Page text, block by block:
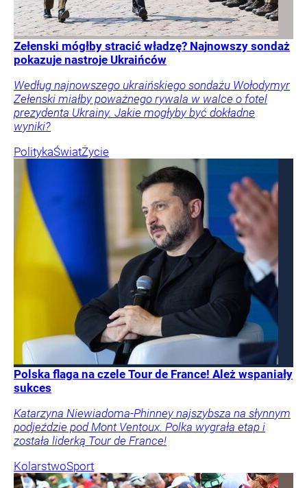
Zełenski mógłby stracić władzę? Najnowszy sondaż
pokazuje nastroje Ukraińców
Według najnowszego ukraińskiego sondażu Wołodymyr
Zełenski miałby poważnego rywala w walce o fotel
prezydenta Ukrainy. Jakie mogłyby być dokładne
wyniki?
PolitykaŚwiatŻycie
Polska flaga na czele Tour de France! Ależ wspaniały
sukces
Katarzyna Niewiadoma-Phinney najszybsza na słynnym
podjeździe pod Mont Ventoux. Polka wygrała etap i
została liderką Tour de France!
KolarstwoSport